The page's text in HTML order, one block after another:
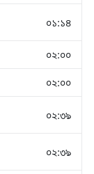
০১:১৪
০২:০০
০২:০০
০২:৩৯
০২:৩৯